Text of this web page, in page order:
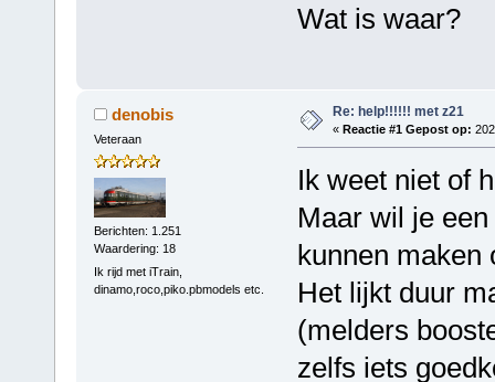
Wat is waar?
denobis
Veteraan
Berichten: 1.251
Waardering: 18
Ik rijd met iTrain,
dinamo,roco,piko.pbmodels etc.
Re: help!!!!!! met z21
« Reactie #1 Gepost op:
Ik weet niet of
Maar wil je
kunnen maken
Het lijkt duur
(melders
zelfs iets